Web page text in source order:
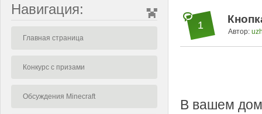
Навигация:
Главная страница
Конкурс с призами
Обсуждения Minecraft
1
Автор:
В вашем